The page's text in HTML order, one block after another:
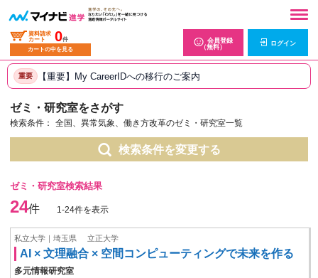
資料請求
カート
0件
カートの中を見る
会員登録
（無料）
ログイン
重要 【重要】My CareerIDへの移行のご案内
ゼミ・研究室をさがす
検索条件： 全国、異常気象、働き方改革のゼミ・研究室一覧
検索条件を変更する
ゼミ・研究室検索結果
24件 1-24件を表示
私立大学｜埼玉県 立正大学
AI × 文理融合 × 空間コンピューティングで未来を作る
多元情報研究室